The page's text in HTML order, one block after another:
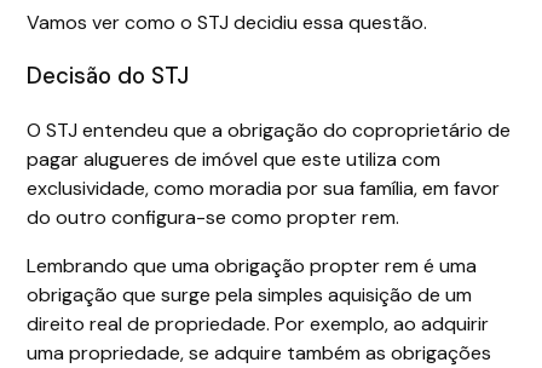
Vamos ver como o STJ decidiu essa questão.
Decisão do STJ
O STJ entendeu que a obrigação do coproprietário de
pagar alugueres de imóvel que este utiliza com
exclusividade, como moradia por sua família, em favor
do outro configura-se como propter rem.
Lembrando que uma obrigação propter rem é uma
obrigação que surge pela simples aquisição de um
direito real de propriedade. Por exemplo, ao adquirir
uma propriedade, se adquire também as obrigações